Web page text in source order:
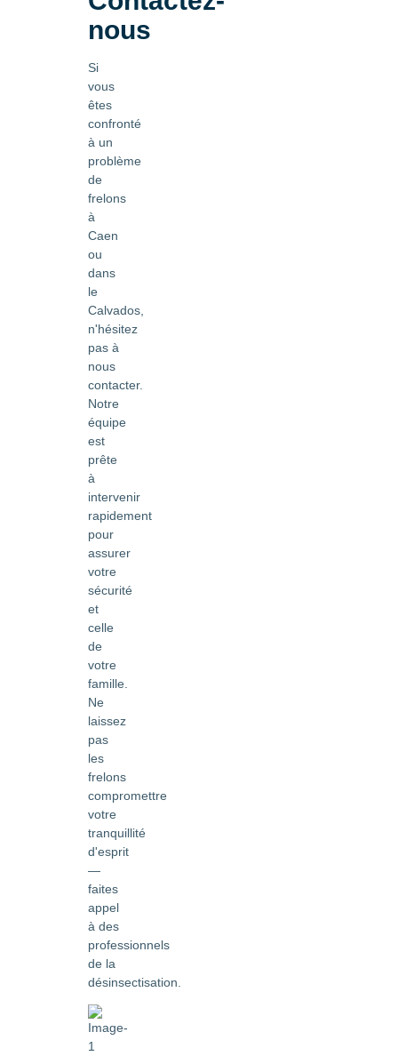
nous
Si
vous
êtes
confronté
à un
problème
de
frelons
à
Caen
ou
dans
le
Calvados,
n'hésitez
pas à
nous
contacter.
Notre
équipe
est
prête
à
intervenir
rapidement
pour
assurer
votre
sécurité
et
celle
de
votre
famille.
Ne
laissez
pas
les
frelons
compromettre
votre
tranquillité
d'esprit
—
faites
appel
à des
professionnels
de la
désinsectisation.